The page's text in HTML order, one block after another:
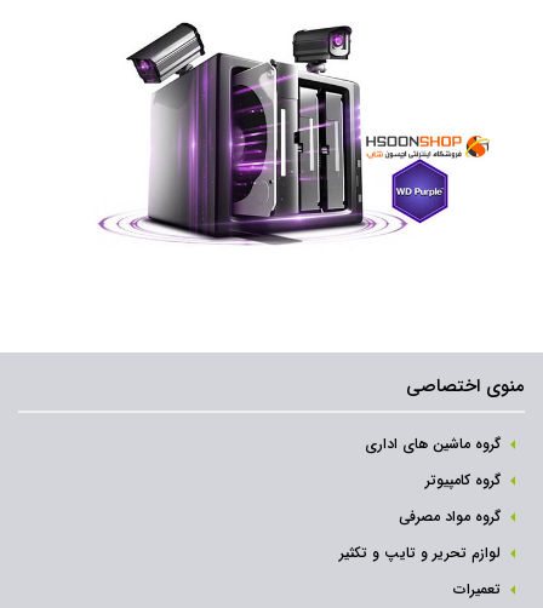
منوی اختصاصی
گروه ماشین های اداری
گروه کامپیوتر
گروه مواد مصرفی
لوازم تحریر و تایپ و تکثیر
تعمیرات